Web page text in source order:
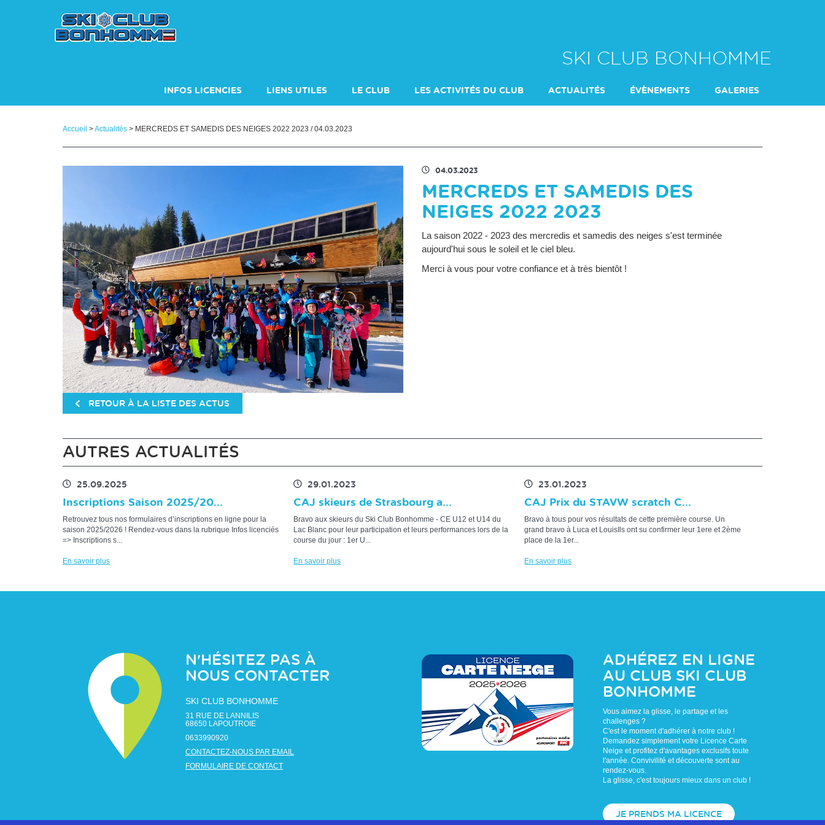
SKI CLUB BONHOMME
INFOS LICENCIES LIENS UTILES LE CLUB LES ACTIVITÉS DU CLUB ACTUALITÉS ÉVÈNEMENTS GALERIES
Accueil >Actualités > MERCREDS ET SAMEDIS DES NEIGES 2022 2023 / 04.03.2023
RETOUR À LA LISTE DES ACTUS
04.03.2023
MERCREDS ET SAMEDIS DES
NEIGES 2022 2023
La saison 2022 - 2023 des mercredis et samedis des neiges s'est terminée
aujourd'hui sous le soleil et le ciel bleu.
Merci à vous pour votre confiance et à très bientôt !
AUTRES ACTUALITÉS
25.09.2025
Inscriptions Saison 2025/20...
Retrouvez tous nos formulaires d’inscriptions en ligne pour la
saison 2025/2026 ! Rendez-vous dans la rubrique Infos licenciés
=> Inscriptions s...
En savoir plus
29.01.2023
CAJ skieurs de Strasbourg a...
Bravo aux skieurs du Ski Club Bonhomme - CE U12 et U14 du
Lac Blanc pour leur participation et leurs performances lors de la
course du jour : 1er U...
En savoir plus
23.01.2023
CAJ Prix du STAVW scratch C...
Bravo à tous pour vos résultats de cette première course. Un
grand bravo à Luca et LouisIls ont su confirmer leur 1ere et 2ème
place de la 1er...
En savoir plus
N'HÉSITEZ PAS À
NOUS CONTACTER
SKI CLUB BONHOMME
31 RUE DE LANNILIS
68650 LAPOUTROIE
0633990920
CONTACTEZ-NOUS PAR EMAIL
FORMULAIRE DE CONTACT
ADHÉREZ EN LIGNE
AU CLUB SKI CLUB
BONHOMME
Vous aimez la glisse, le partage et les
challenges ?
C'est le moment d'adhérer à notre club !
Demandez simplement votre Licence Carte
Neige et profitez d'avantages exclusifs toute
l'année. Convivilité et découverte sont au
rendez-vous.
La glisse, c'est toujours mieux dans un club !
JE PRENDS MA LICENCE